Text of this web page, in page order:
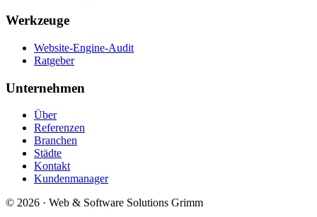
Werkzeuge
Website-Engine-Audit
Ratgeber
Unternehmen
Über
Referenzen
Branchen
Städte
Kontakt
Kundenmanager
© 2026 · Web & Software Solutions Grimm